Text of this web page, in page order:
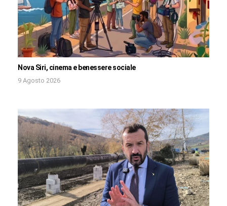
Nova Siri, cinema e benessere sociale
9 Agosto 2026